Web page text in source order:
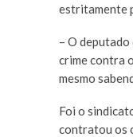
estritamente
– O
crime contra
mesmo
Foi o
contratou os